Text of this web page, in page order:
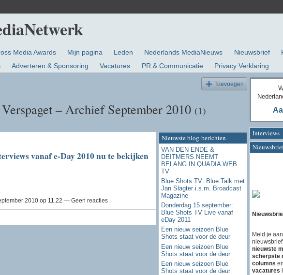
Media Awards Mijn pagina Leden Nederlands MediaNieuws Nieuwsbrief
Adverteren & Sponsoring Vacatures PR & Communicatie Privacy Verklaring
Toevoegen
– Archief September 2010 (1)
vanaf e-Day 2010 nu te bekijken
2010 op 11.22 — Geen reacties
Nieuwste blog-berichten
VAN DEN ENDE &
DEITMERS NEEMT
BELANG IN QUADIA WEB
TV
Blue Shots TV: Blue Talk met
Jan Slagter i.s.m. Broadcast
Magazine
Donderdag 15 september:
Blue Shots TV Live vanaf
eDay 2011
Een nieuw seizoen Blue
Shots staat voor de deur
Een nieuw seizoen Blue
Shots staat voor de deur
Een nieuw seizoen Blue
Shots staat voor de deur
Interviews
Meld je
nieuwste
scherpste
columns
vacatures